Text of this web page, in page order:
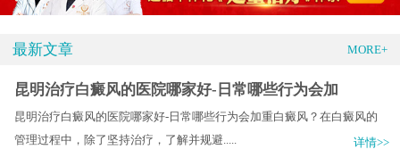
最新文章 MORE+
昆明治疗白癜风的医院哪家好-日常哪些行为会加
昆明治疗白癜风的医院哪家好-日常哪些行为会加重白癜风？在白癜风的
管理过程中，除了坚持治疗，了解并规避.....
详情>>